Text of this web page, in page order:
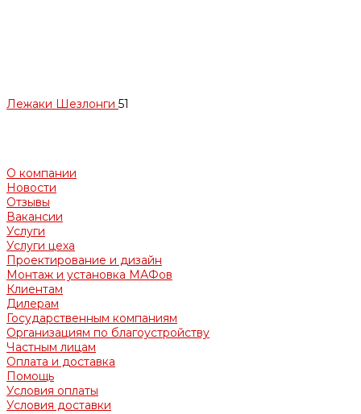
Лежаки Шезлонги 51
О компании
Новости
Отзывы
Вакансии
Услуги
Услуги цеха
Проектирование и дизайн
Монтаж и установка МАФов
Клиентам
Дилерам
Государственным компаниям
Организациям по благоустройству
Частным лицам
Оплата и доставка
Помощь
Условия оплаты
Условия доставки